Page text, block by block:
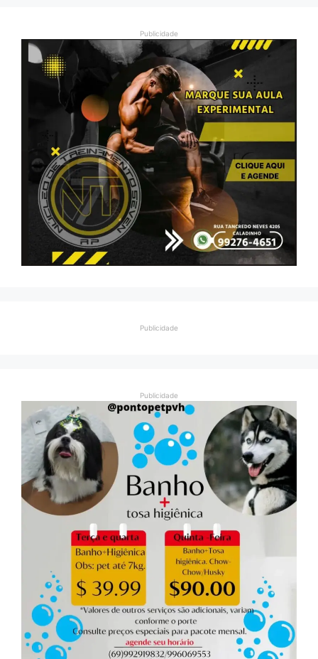
Publicidade
Publicidade
Publicidade